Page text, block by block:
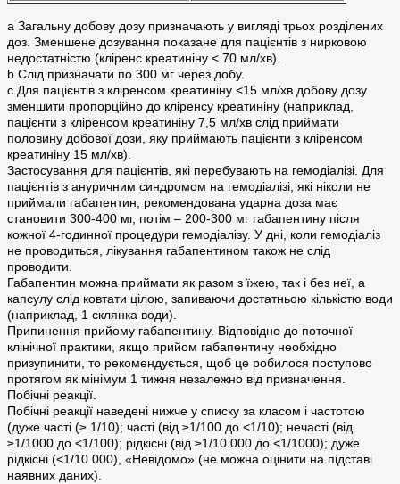
а Загальну добову дозу призначають у вигляді трьох розділених
доз. Зменшене дозування показане для пацієнтів з нирковою
недостатністю (кліренс креатиніну < 70 мл/хв).
b Слід призначати по 300 мг через добу.
с Для пацієнтів з кліренсом креатиніну <15 мл/хв добову дозу
зменшити пропорційно до кліренсу креатиніну (наприклад,
пацієнти з кліренсом креатиніну 7,5 мл/хв слід приймати
половину добової дози, яку приймають пацієнти з кліренсом
креатиніну 15 мл/хв).
Застосування для пацієнтів, які перебувають на гемодіалізі. Для
пацієнтів з ануричним синдромом на гемодіалізі, які ніколи не
приймали габапентин, рекомендована ударна доза має
становити 300-400 мг, потім – 200-300 мг габапентину після
кожної 4-годинної процедури гемодіалізу. У дні, коли гемодіаліз
не проводиться, лікування габапентином також не слід
проводити.
Габапентин можна приймати як разом з їжею, так і без неї, а
капсулу слід ковтати цілою, запиваючи достатньою кількістю води
(наприклад, 1 склянка води).
Припинення прийому габапентину. Відповідно до поточної
клінічної практики, якщо прийом габапентину необхідно
призупинити, то рекомендується, щоб це робилося поступово
протягом як мінімум 1 тижня незалежно від призначення.
Побічні реакції.
Побічні реакції наведені нижче у списку за класом і частотою
(дуже часті (≥ 1/10); часті (від ≥1/100 до <1/10); нечасті (від
≥1/1000 до <1/100); рідкісні (від ≥1/10 000 до <1/1000); дуже
рідкісні (<1/10 000), «Невідомо» (не можна оцінити на підставі
наявних даних).